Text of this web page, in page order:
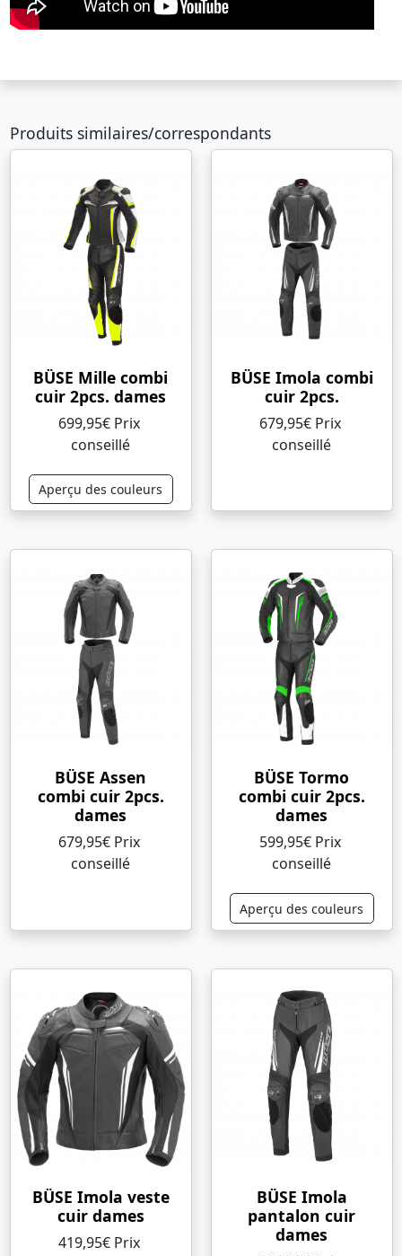
Produits similaires/correspondants
BÜSE Mille combi
cuir 2pcs. dames
699,95€ Prix ​​
conseillé
Aperçu des couleurs
BÜSE Imola combi
cuir 2pcs.
679,95€ Prix ​​
conseillé
BÜSE Assen
combi cuir 2pcs.
dames
679,95€ Prix ​​
conseillé
BÜSE Tormo
combi cuir 2pcs.
dames
599,95€ Prix ​​
conseillé
Aperçu des couleurs
BÜSE Imola veste
cuir dames
419,95€ Prix ​​
BÜSE Imola
pantalon cuir
dames